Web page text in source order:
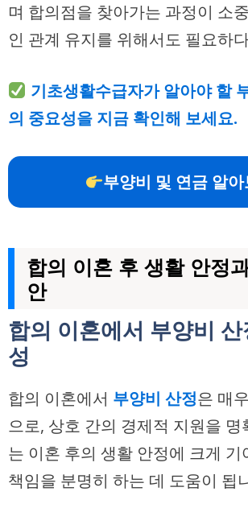
며 합의점을 찾아가는 과정이 소
인 관계 유지를 위해서도 필요하
기초생활수급자가 알아야 할
의 중요성을 지금 확인해 보세요.
부양비 및 연금 알아
합의 이혼 후 생활 안정
안
합의 이혼에서 부양비
성
합의 이혼에서 부양비 산정은 매
으로, 상호 간의 경제적 지원을 명
는 이혼 후의 생활 안정에 크게 기
책임을 분명히 하는 데 도움이 됩